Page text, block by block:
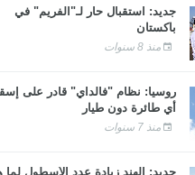
جديد: استقبال حار لـ"الفريم" في
باكستان
منذ 8 سنوات
روسيا: نظام "فالداي" قادر على
أي طائرة دون طيار
منذ 7 سنوات
جديد: الهند زيادة عدد الأسطول لما